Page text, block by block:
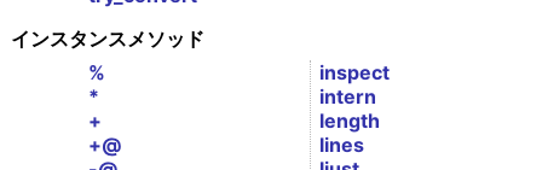
インスタンスメソッド
%
*
+
+@
inspect
intern
length
lines